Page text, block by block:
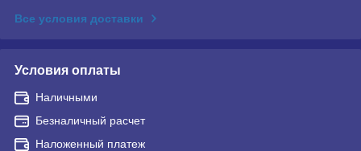
Все условия доставки
Условия оплаты
Наличными
Безналичный расчет
Наложенный платеж